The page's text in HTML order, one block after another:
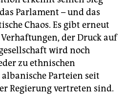
Parlament – und das
Chaos. Es gibt erneut
der Druck auf
wird noch
zu ethnischen
Parteien seit
Regierung vertreten sind.